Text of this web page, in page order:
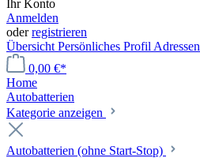
Ihr Konto
Anmelden
oderregistrieren
Übersicht Persönliches Profil Adressen
0,00 €*
Home
Autobatterien
Kategorie anzeigen
Autobatterien (ohne Start-Stop)